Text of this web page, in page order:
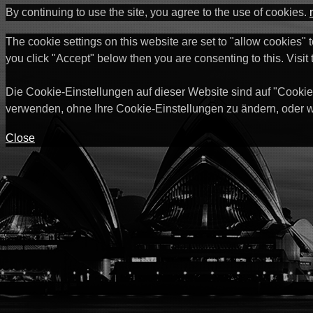
By continuing to use the site, you agree to the use of cookies.
The cookie settings on this website are set to "allow
you click "Accept" below then you are consenting to this. Visit
Die Cookie-Einstellungen auf dieser Website sind auf
verwenden, ohne Ihre Cookie-Einstellungen zu ändern,
Close